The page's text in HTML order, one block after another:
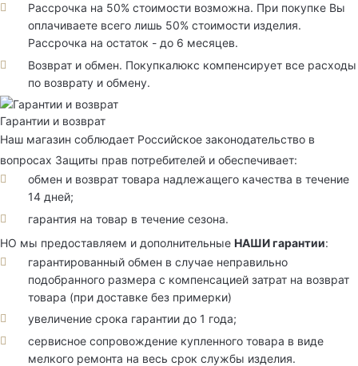
Рассрочка на 50% стоимости возможна. При покупке Вы
оплачиваете всего лишь 50% стоимости изделия.
Рассрочка на остаток - до 6 месяцев.
Возврат и обмен. Покупкалюкс компенсирует все расходы
по возврату и обмену.
Гарантии и возврат
Наш магазин соблюдает Российское законодательство в
вопросах Защиты прав потребителей и обеспечивает:
обмен и возврат товара надлежащего качества в течение
14 дней;
гарантия на товар в течение сезона.
НО мы предоставляем и дополнительные НАШИ гарантии:
гарантированный обмен в случае неправильно
подобранного размера с компенсацией затрат на возврат
товара (при доставке без примерки)
увеличение срока гарантии до 1 года;
сервисное сопровождение купленного товара в виде
мелкого ремонта на весь срок службы изделия.